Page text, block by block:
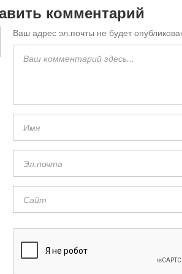
комментарий
Ваш адрес эл.почты не будет